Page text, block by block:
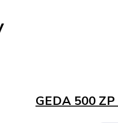
GEDA 500 ZP